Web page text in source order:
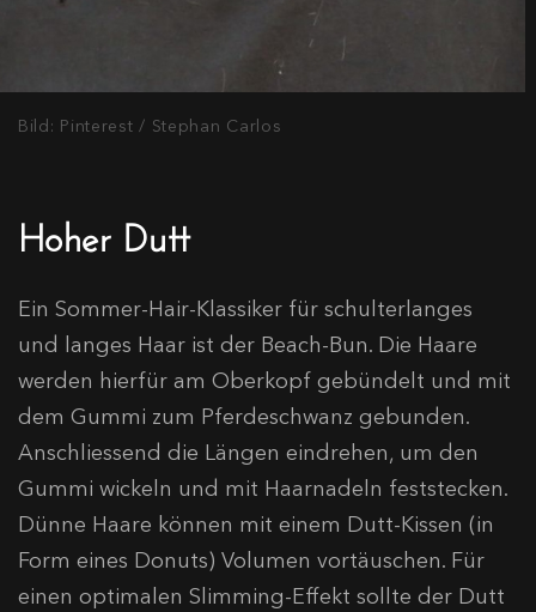
Bild: Pinterest / Stephan Carlos
Hoher Dutt
Ein Sommer-Hair-Klassiker für schulterlanges
und langes Haar ist der Beach-Bun. Die Haare
werden hierfür am Oberkopf gebündelt und mit
dem Gummi zum Pferdeschwanz gebunden.
Anschliessend die Längen eindrehen, um den
Gummi wickeln und mit Haarnadeln feststecken.
Dünne Haare können mit einem Dutt-Kissen (in
Form eines Donuts) Volumen vortäuschen. Für
einen optimalen Slimming-Effekt sollte der Dutt